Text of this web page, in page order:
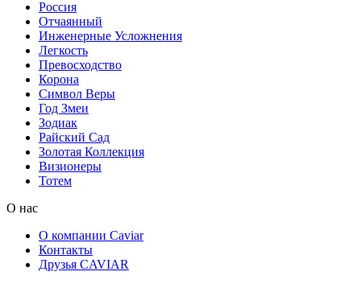
Россия
Отчаянный
Инженерные Усложнения
Легкость
Превосходство
Корона
Символ Веры
Год Змеи
Зодиак
Райский Сад
Золотая Коллекция
Визионеры
Тотем
О нас
О компании Caviar
Контакты
Друзья CAVIAR